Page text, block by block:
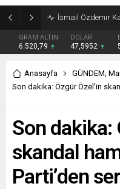
GRAM ALTIN
6.520,79
DOLAR
47,5952
Anasayfa GÜNDEM,
Son dakika: Özgür Özel’in
Son dakika:
skandal
Parti’den